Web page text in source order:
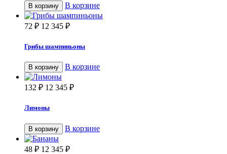
В корзину В корзине
72 ₽ 12 345 ₽
Грибы шампиньоны
В корзину В корзине
132 ₽ 12 345 ₽
Лимоны
В корзину В корзине
48 ₽ 12 345 ₽